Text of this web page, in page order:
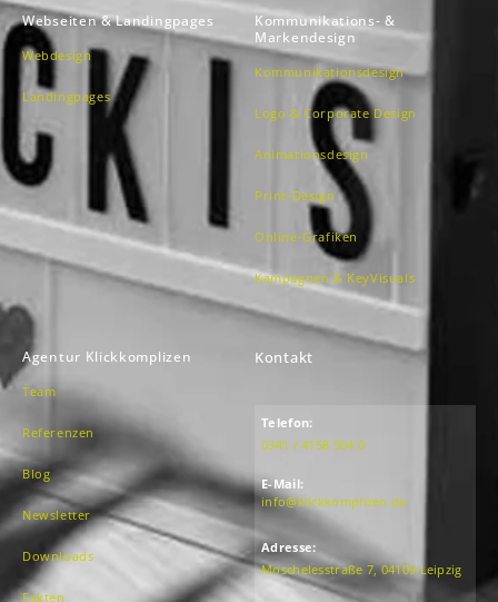
Webseiten & Landingpages
Webdesign
Landingpages
Kommunikations- &
Markendesign
Kommunikationsdesign
Logo & Corporate Design
Animationsdesign
Print-Design
Online-Grafiken
Kampagnen & KeyVisuals
Agentur Klickkomplizen
Team
Referenzen
Blog
Newsletter
Downloads
Fakten
Kontakt
Telefon:
0341 / 4158 504 0
E-Mail:
info@klickkomplizen.de
Adresse:
Moschelesstraße 7, 04109 Leipzig